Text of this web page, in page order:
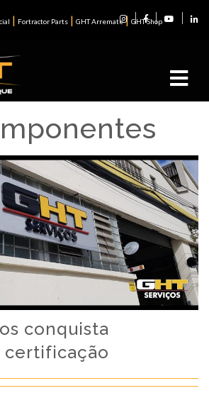
| Fortractor Parts | GHT Arremate| GHT Shop
conquista